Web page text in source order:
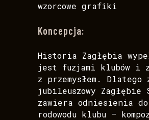
wzorcowe grafiki
Koncepcja:
Historia Zagłębia
jest fuzjami klubów i
z przemysłem. Dlatego
jubileuszowy Zagłębie
zawiera odniesienia do
rodowodu klubu –